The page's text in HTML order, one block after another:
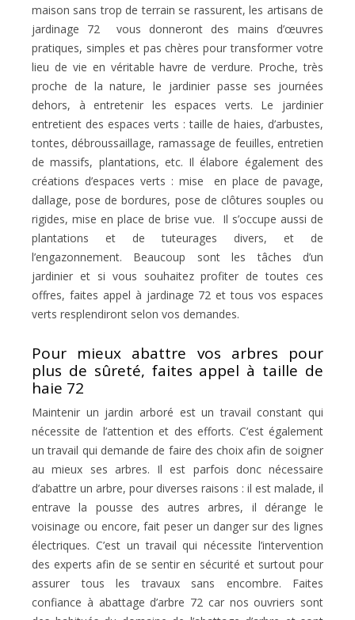
maison sans trop de terrain se rassurent, les artisans de
jardinage 72 vous donneront des mains d’œuvres
pratiques, simples et pas chères pour transformer votre
lieu de vie en véritable havre de verdure. Proche, très
proche de la nature, le jardinier passe ses journées
dehors, à entretenir les espaces verts. Le jardinier
entretient des espaces verts : taille de haies, d’arbustes,
tontes, débroussaillage, ramassage de feuilles, entretien
de massifs, plantations, etc. Il élabore également des
créations d’espaces verts : mise en place de pavage,
dallage, pose de bordures, pose de clôtures souples ou
rigides, mise en place de brise vue. Il s’occupe aussi de
plantations et de tuteurages divers, et de
l’engazonnement. Beaucoup sont les tâches d’un
jardinier et si vous souhaitez profiter de toutes ces
offres, faites appel à jardinage 72 et tous vos espaces
verts resplendiront selon vos demandes.
Pour mieux abattre vos arbres pour
plus de sûreté, faites appel à taille de
haie 72
Maintenir un jardin arboré est un travail constant qui
nécessite de l’attention et des efforts. C’est également
un travail qui demande de faire des choix afin de soigner
au mieux ses arbres. Il est parfois donc nécessaire
d’abattre un arbre, pour diverses raisons : il est malade, il
entrave la pousse des autres arbres, il dérange le
voisinage ou encore, fait peser un danger sur des lignes
électriques. C’est un travail qui nécessite l’intervention
des experts afin de se sentir en sécurité et surtout pour
assurer tous les travaux sans encombre. Faites
confiance à abattage d’arbre 72 car nos ouvriers sont